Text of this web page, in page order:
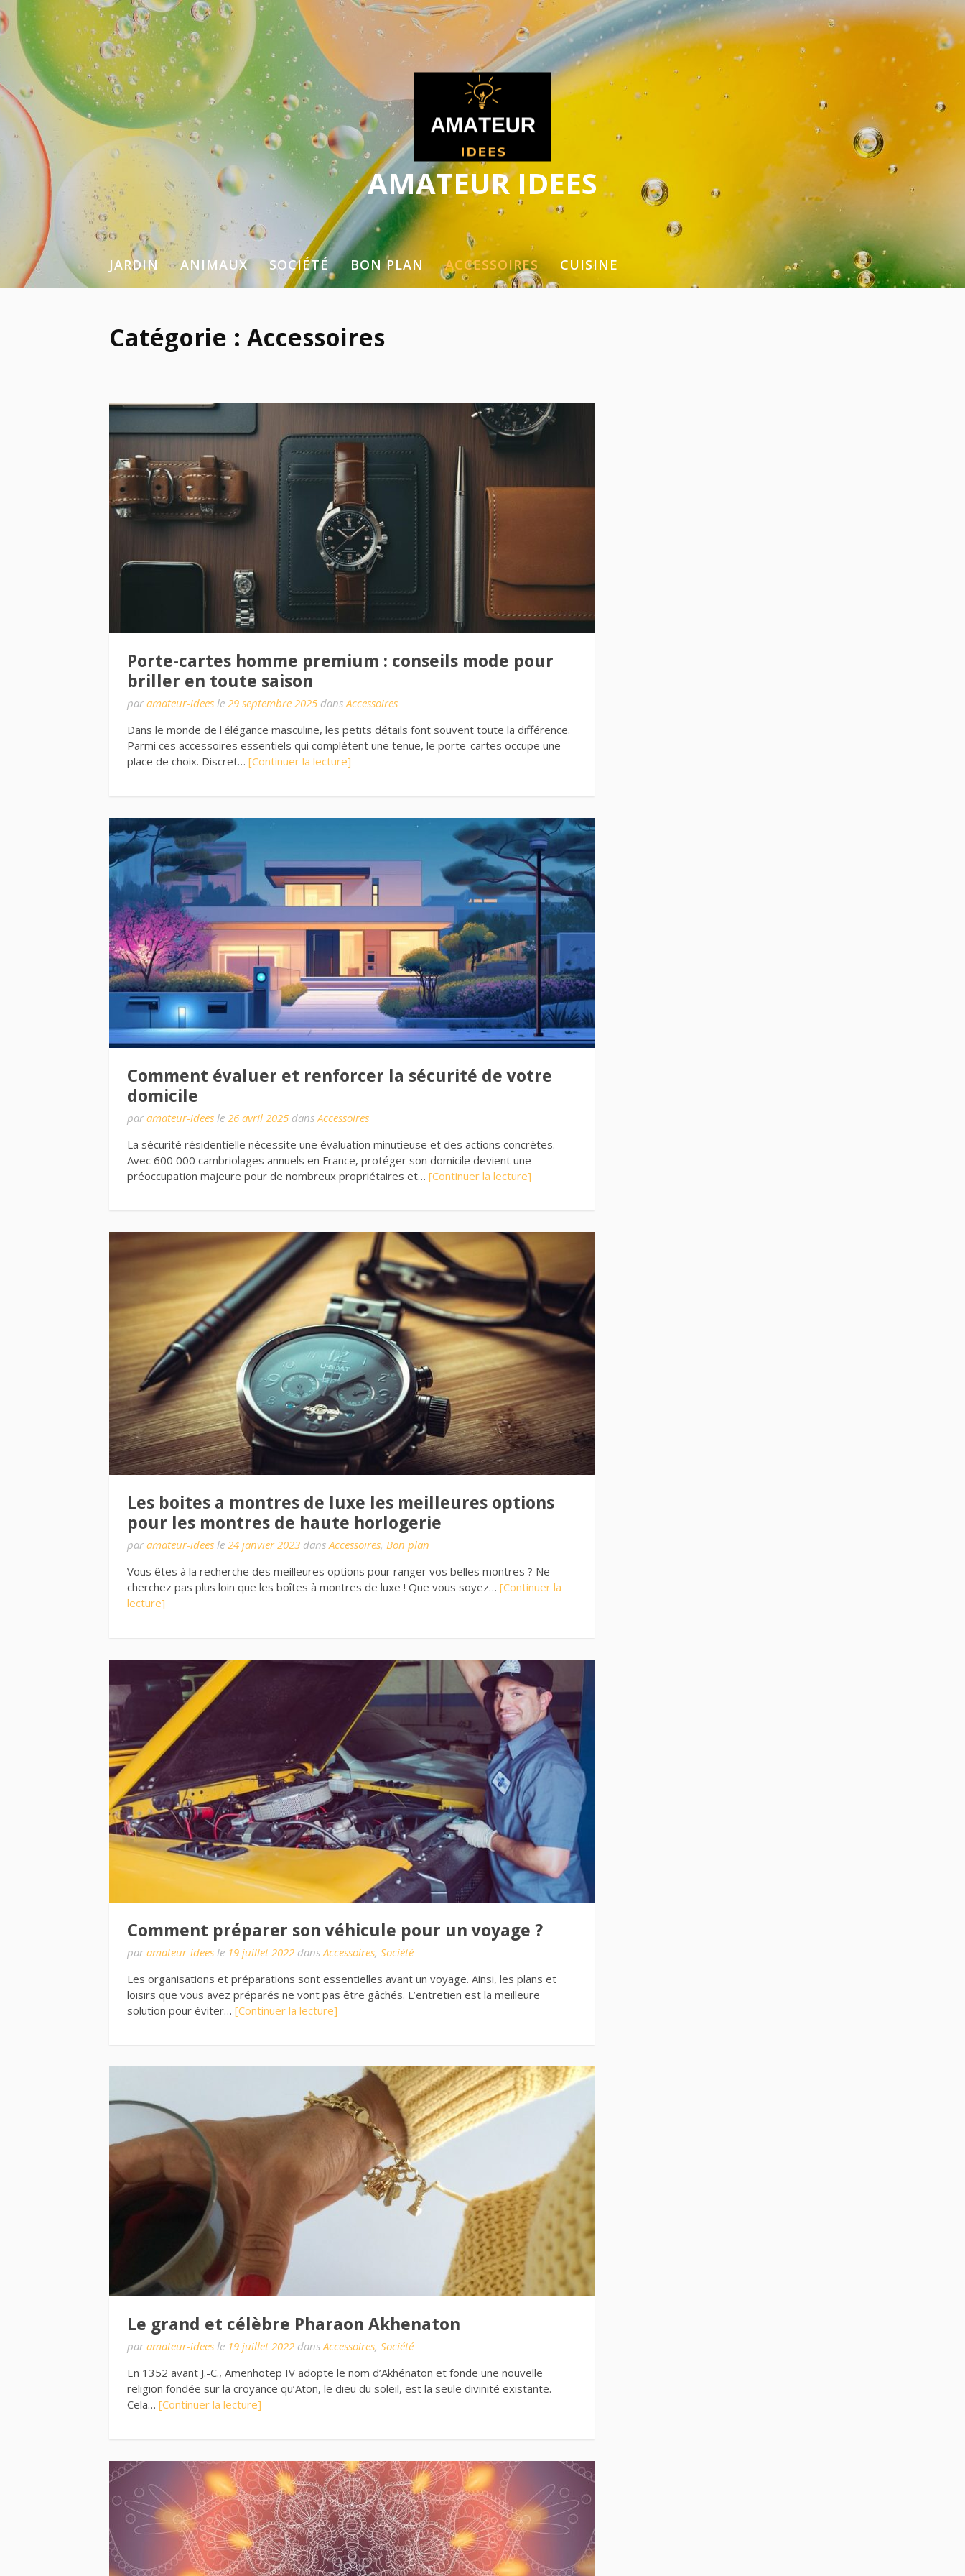
Aller
au
contenu
AMATEUR IDEES
Pour se changer les idées
JARDIN ANIMAUX SOCIÉTÉ BON PLAN ACCESSOIRES CUISINE
Catégorie : Accessoires
Porte-cartes homme premium : conseils mode pour
briller en toute saison
par amateur-idees le 29 septembre 2025 dansAccessoires
Dans le monde de l'élégance masculine, les petits détails font souvent toute la différence.
Parmi ces accessoires essentiels qui complètent une tenue, le porte-cartes occupe une
place de choix. Discret… [Continuer la lecture]
Comment évaluer et renforcer la sécurité de votre
domicile
par amateur-idees le 26 avril 2025 dans Accessoires
La sécurité résidentielle nécessite une évaluation minutieuse et des actions concrètes.
Avec 600 000 cambriolages annuels en France, protéger son domicile devient une
préoccupation majeure pour de nombreux propriétaires et… [Continuer la lecture]
Les boites a montres de luxe les meilleures options
pour les montres de haute horlogerie
par amateur-idees le 24 janvier 2023 dansAccessoires, Bon plan
Vous êtes à la recherche des meilleures options pour ranger vos belles montres ? Ne
cherchez pas plus loin que les boîtes à montres de luxe ! Que vous soyez… [Continuer la
lecture]
Comment préparer son véhicule pour un voyage ?
par amateur-idees le 19 juillet 2022 dans Accessoires, Société
Les organisations et préparations sont essentielles avant un voyage. Ainsi, les plans et
loisirs que vous avez préparés ne vont pas être gâchés. L’entretien est la meilleure
solution pour éviter… [Continuer la lecture]
Le grand et célèbre Pharaon Akhenaton
par amateur-idees le 19 juillet 2022 dansAccessoires, Société
En 1352 avant J.-C., Amenhotep IV adopte le nom d’Akhénaton et fonde une nouvelle
religion fondée sur la croyance qu’Aton, le dieu du soleil, est la seule divinité existante.
Cela… [Continuer la lecture]